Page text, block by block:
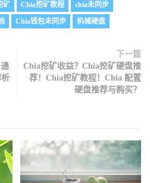
矿 Chia挖矿教程
chia未同步
Chia钱包未同步 机械硬盘
下一篇
Chia挖矿收益？Chia挖矿硬盘推
荐！Chia挖矿教程！Chia 配置
硬盘推荐与购买？